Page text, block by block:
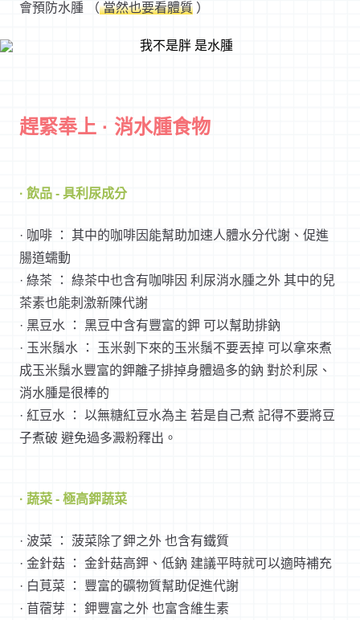
會預防水腫 （當然也要看體質 ）
趕緊奉上 · 消水腫食物
· 飲品 - 具利尿成分
· 咖啡 ： 其中的咖啡因能幫助加速人體水分代謝、促進
腸道蠕動
· 綠茶 ： 綠茶中也含有咖啡因 利尿消水腫之外 其中的兒
茶素也能刺激新陳代謝
· 黑豆水 ： 黑豆中含有豐富的鉀 可以幫助排鈉
· 玉米鬚水 ： 玉米剝下來的玉米鬚不要丟掉 可以拿來煮
成玉米鬚水豐富的鉀離子排掉身體過多的鈉 對於利尿、
消水腫是很棒的
· 紅豆水 ： 以無糖紅豆水為主 若是自己煮 記得不要將豆
子煮破 避免過多澱粉釋出。
· 蔬菜 - 極高鉀蔬菜
· 波菜 ： 菠菜除了鉀之外 也含有鐵質
· 金針菇 ： 金針菇高鉀、低鈉 建議平時就可以適時補充
· 白莧菜 ： 豐富的礦物質幫助促進代謝
· 苜蓿芽 ： 鉀豐富之外 也富含維生素